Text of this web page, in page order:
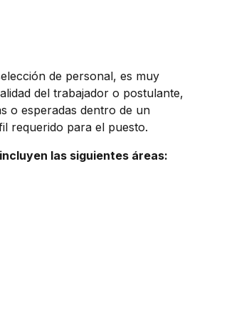
de personal, es muy
del trabajador o postulante,
o esperadas dentro de un
requerido para el puesto.
las siguientes áreas: